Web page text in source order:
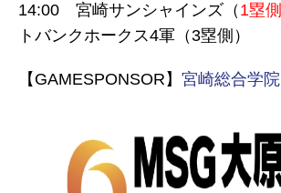
14:00 宮崎サンシャインズ（ 1塁側
トバンクホークス4軍（3塁側）
【GAMESPONSOR】 宮崎総合学院